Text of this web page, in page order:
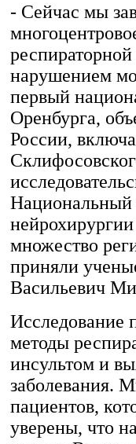
- Сейчас мы
нарушением
первый
Оренбурга,
России,
Национальный
множество
приняли
Васильевич
Исследование
методы
инсультом и
заболевания.
пациентов,
уверены, что